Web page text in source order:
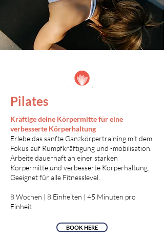
Pilates
Kräftige deine Körpermitte für eine
verbesserte Körperhaltung
Erlebe das sanfte Ganzkörpertraining mit dem
Fokus auf Rumpfkräftigung und -mobilisation.
Arbeite dauerhaft an einer starken
Körpermitte und verbesserte Körperhaltung.
Geeignet für alle Fitnesslevel.
8 Wochen | 8 Einheiten | 45 Minuten pro
Einheit
BOOK HERE